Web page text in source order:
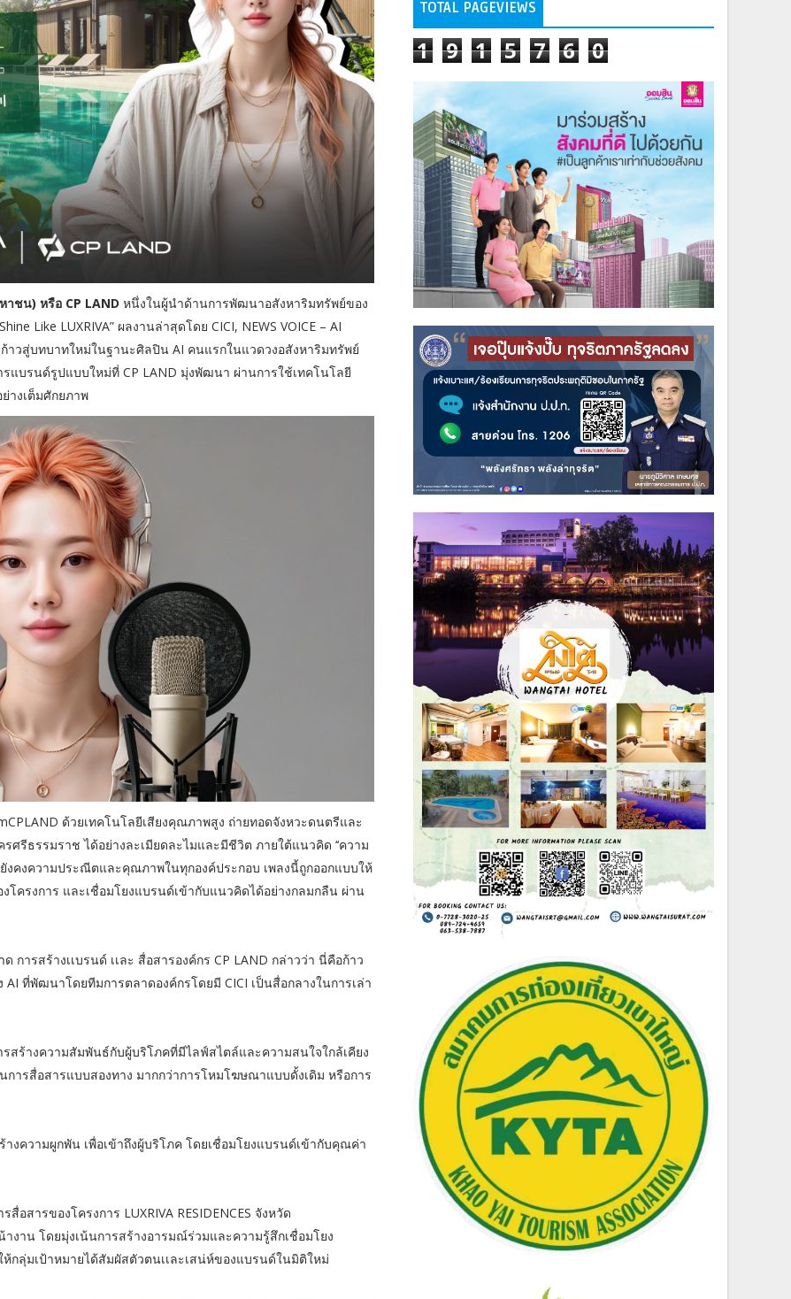
ชน) หรือ CP LAND หนึ่งในผู้นำด้านการพัฒนาอสังหาริมทรัพย์ของ
Like LUXRIVA” ผลงานล่าสุดโดย CICI, NEWS VOICE – AI
าวสู่บทบาทใหม่ในฐานะศิลปิน AI คนแรกในแวดวงอสังหาริมทรัพย์
แบรนด์รูปแบบใหม่ที่ CP LAND มุ่งพัฒนา ผ่านการใช้เทคโนโลยี
างเต็มศักยภาพ
ด้วยเทคโนโลยีเสียงคุณภาพสูง ถ่ายทอดจังหวะดนตรีและ
รศรีธรรมราช ได้อย่างละเมียดละไมและมีชีวิต ภายใต้แนวคิด ‘‘ความ
งคงความประณีตและคุณภาพในทุกองค์ประกอบ เพลงนี้ถูกออกแบบให้
ครงการ และเชื่อมโยงแบรนด์เข้ากับแนวคิดได้อย่างกลมกลืน ผ่าน
การสร้างเเบรนด์ เเละ สื่อสารองค์กร CP LAND กล่าวว่า นี่คือก้าว
ที่พัฒนาโดยทีมการตลาดองค์กรโดยมี CICI เป็นสื่อกลางในการเล่า
สร้างความสัมพันธ์กับผู้บริโภคที่มีไลฟ์สไตล์และความสนใจใกล้เคียง
ารสื่อสารแบบสองทาง มากกว่าการโหมโฆษณาแบบดั้งเดิม หรือการ
งความผูกพัน เพื่อเข้าถึงผู้บริโภค โดยเชื่อมโยงแบรนด์เข้ากับคุณค่า
สารของโครงการ LUXRIVA RESIDENCES จังหวัด
าน โดยมุ่งเน้นการสร้างอารมณ์ร่วมและความรู้สึกเชื่อมโยง
กลุ่มเป้าหมายได้สัมผัสตัวตนเเละเสน่ห์ของแบรนด์ในมิติใหม่
TOTAL PAGEVIEWS
1 9 1 5 7 6 0